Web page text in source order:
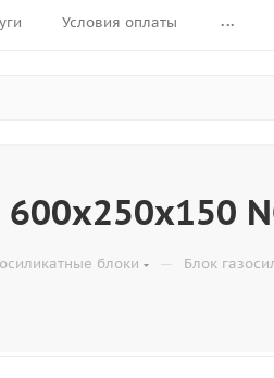
Условия оплаты ...
блоки — Блок